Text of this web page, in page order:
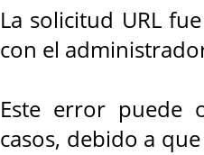
La solicitud URL
con el
Este error puede
casos, debido a